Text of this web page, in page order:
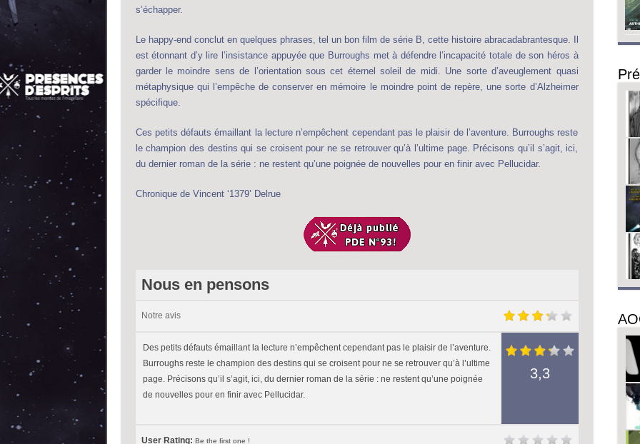
s’échapper.
Le happy-end conclut en quelques phrases, tel un bon film de série B, cette histoire abracadabrantesque. Il
est étonnant d’y lire l’insistance appuyée que Burroughs met à défendre l’incapacité totale de son héros à
garder le moindre sens de l’orientation sous cet éternel soleil de midi. Une sorte d’aveuglement quasi
métaphysique qui l’empêche de conserver en mémoire le moindre point de repère, une sorte d’Alzheimer
spécifique.
Ces petits défauts émaillant la lecture n’empêchent cependant pas le plaisir de l’aventure. Burroughs reste
le champion des destins qui se croisent pour ne se retrouver qu’à l’ultime page. Précisons qu’il s’agit, ici,
du dernier roman de la série : ne restent qu’une poignée de nouvelles pour en finir avec Pellucidar.
Chronique de Vincent ‘1379’ Delrue
Nous en pensons
Notre avis
3,3
Des petits défauts émaillant la lecture n’empêchent cependant pas le plaisir de l’aventure.
Burroughs reste le champion des destins qui se croisent pour ne se retrouver qu’à l’ultime
page. Précisons qu’il s’agit, ici, du dernier roman de la série : ne restent qu’une poignée
de nouvelles pour en finir avec Pellucidar.
User Rating: Be the first one !